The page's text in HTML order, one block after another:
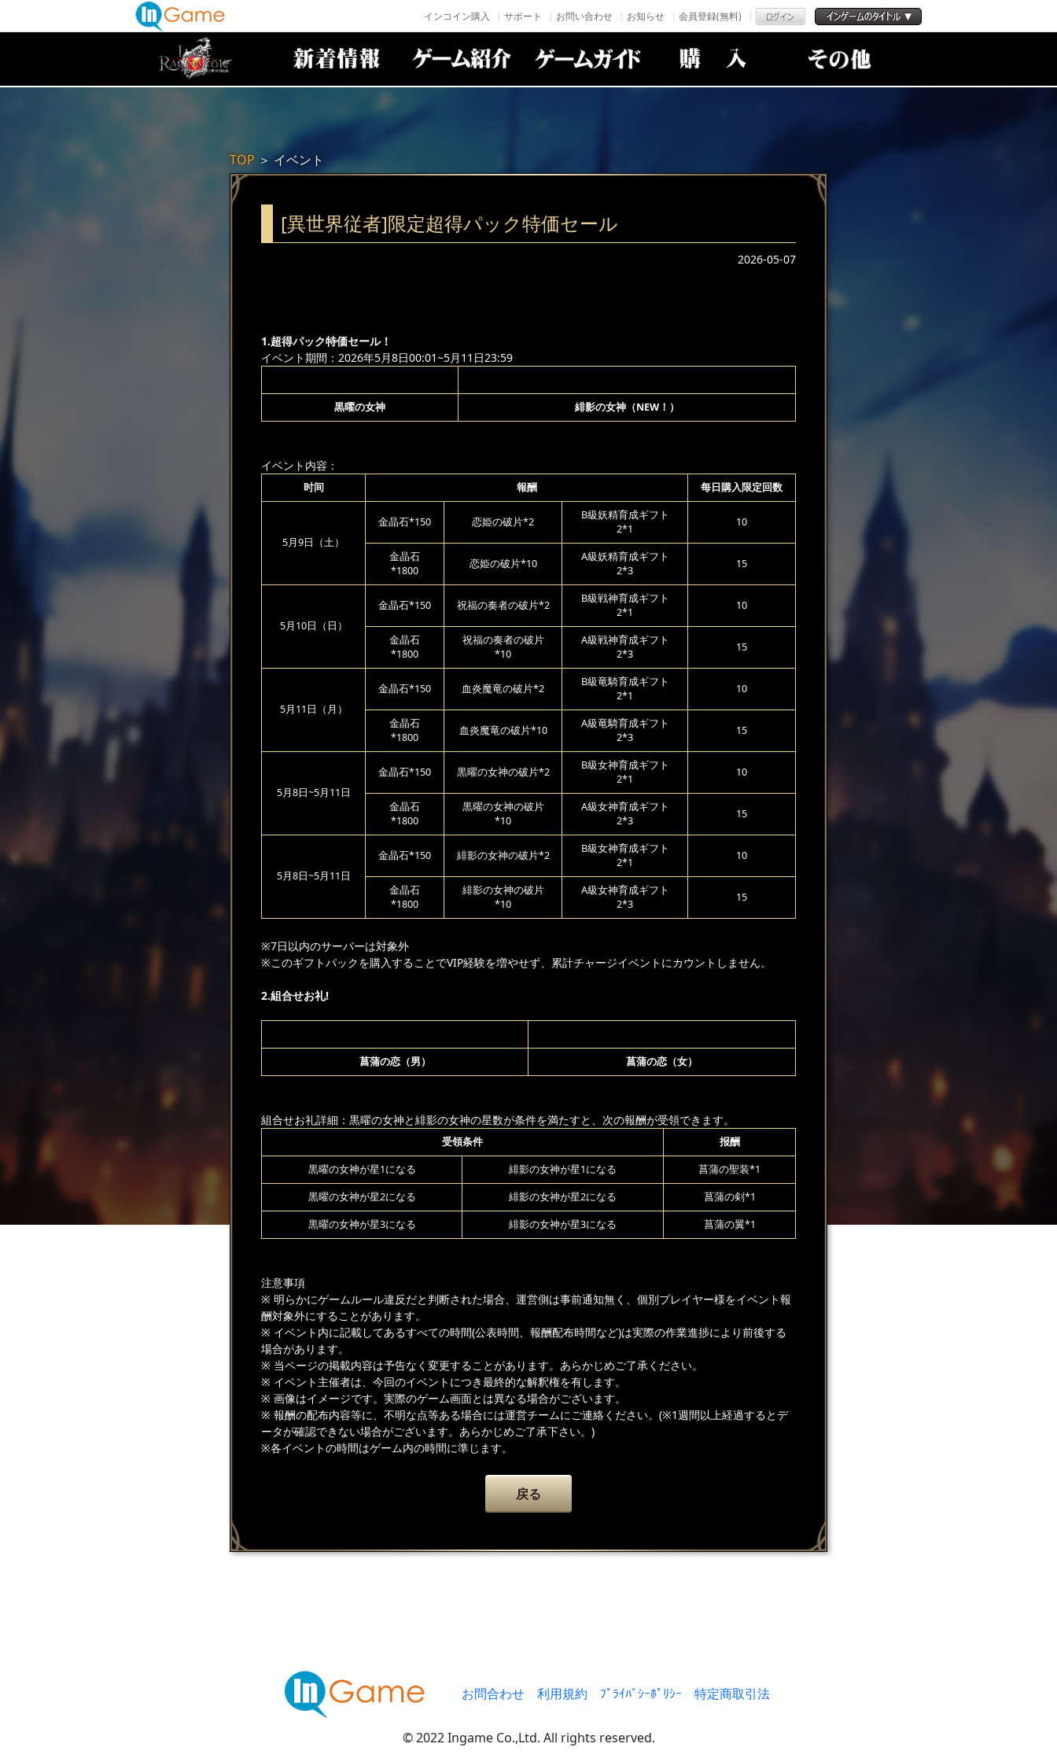
インコイン購入 サポート お問い合わせ お知らせ 会員登録(無料)
TOP ＞ イベント
[異世界従者]限定超得パック特価セール
2026-05-07
1.超得パック特価セール！
イベント期間：2026年5月8日00:01~5月11日23:59
黒曜の女神 緋影の女神（NEW！）
イベント内容：
时间 報酬 每日購入限定回数
5月9日（土）
金晶石*150 恋姫の破片*2
B級妖精育成ギフト
2*1
10
金晶石
*1800
恋姫の破片*10
A級妖精育成ギフト
2*3
15
5月10日（日）
金晶石*150 祝福の奏者の破片*2
B級戦神育成ギフト
2*1
10
金晶石
*1800
祝福の奏者の破片
*10
A級戦神育成ギフト
2*3
15
5月11日（月）
金晶石*150 血炎魔竜の破片*2
B級竜騎育成ギフト
2*1
10
金晶石
*1800
血炎魔竜の破片*10
A級竜騎育成ギフト
2*3
15
5月8日~5月11日
金晶石*150 黒曜の女神の破片*2
B級女神育成ギフト
2*1
10
金晶石
*1800
黒曜の女神の破片
*10
A級女神育成ギフト
2*3
15
5月8日~5月11日
金晶石*150 緋影の女神の破片*2
B級女神育成ギフト
2*1
10
金晶石
*1800
緋影の女神の破片
*10
A級女神育成ギフト
2*3
15
※7日以内のサーバーは対象外
※このギフトパックを購入することでVIP経験を増やせず、累計チャージイベントにカウントしません。
2.組合せお礼!
菖蒲の恋（男） 菖蒲の恋（女）
組合せお礼詳細：黒曜の女神と緋影の女神の星数が条件を満たすと、次の報酬が受領できます。
受領条件 报酬
黒曜の女神が星1になる 緋影の女神が星1になる 菖蒲の聖装*1
黒曜の女神が星2になる 緋影の女神が星2になる 菖蒲の剣*1
黒曜の女神が星3になる 緋影の女神が星3になる 菖蒲の翼*1
注意事項
※ 明らかにゲームルール違反だと判断された場合、運営側は事前通知無く、個別プレイヤー様をイベント報
酬対象外にすることがあります。
※ イベント内に記載してあるすべての時間(公表時間、報酬配布時間など)は実際の作業進捗により前後する
場合があります。
※ 当ページの掲載内容は予告なく変更することがあります。あらかじめご了承ください。
※ イベント主催者は、今回のイベントにつき最終的な解釈権を有します。
※ 画像はイメージです。実際のゲーム画面とは異なる場合がございます。
※ 報酬の配布内容等に、不明な点等ある場合には運営チームにご連絡ください。(※1週間以上経過するとデ
ータが確認できない場合がございます。あらかじめご了承下さい。)
※各イベントの時間はゲーム内の時間に準じます。
戻る
お問合わせ 利用規約 ﾌﾟﾗｲﾊﾞｼｰﾎﾟﾘｼｰ 特定商取引法
© 2022 Ingame Co.,Ltd. All rights reserved.